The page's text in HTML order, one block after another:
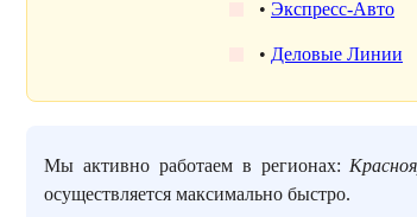
• Экспресс-Авто
• Деловые Линии
Мы активно работаем в регионах:
осуществляется максимально быстро.